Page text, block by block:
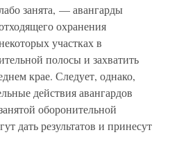
занята, — авангарды
охранения
участках в
полосы и захватить
крае. Следует, однако,
действия авангардов
оборонительной
дать результатов и принесут